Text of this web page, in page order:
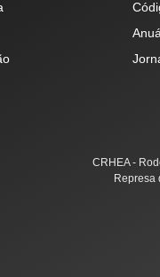
CRHEA -
Represa